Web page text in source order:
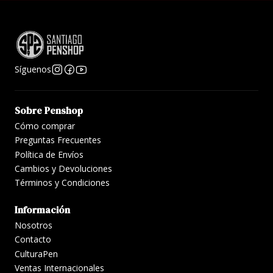
Usa cartucho universal lo que la hace compatible con
cartuchos kaweco, pelikan, faber castell, diamine,
Si quieres usar esta pluma con convertidor,
escríbenos al Whatsapp para solicitar asesoría.
Síguenos
Sobre Penshop
Cómo comprar
Preguntas Frecuentes
Política de Envíos
Cambios y Devoluciones
Términos y Condiciones
Información
Nosotros
Contacto
CulturaPen
Ventas Internacionales